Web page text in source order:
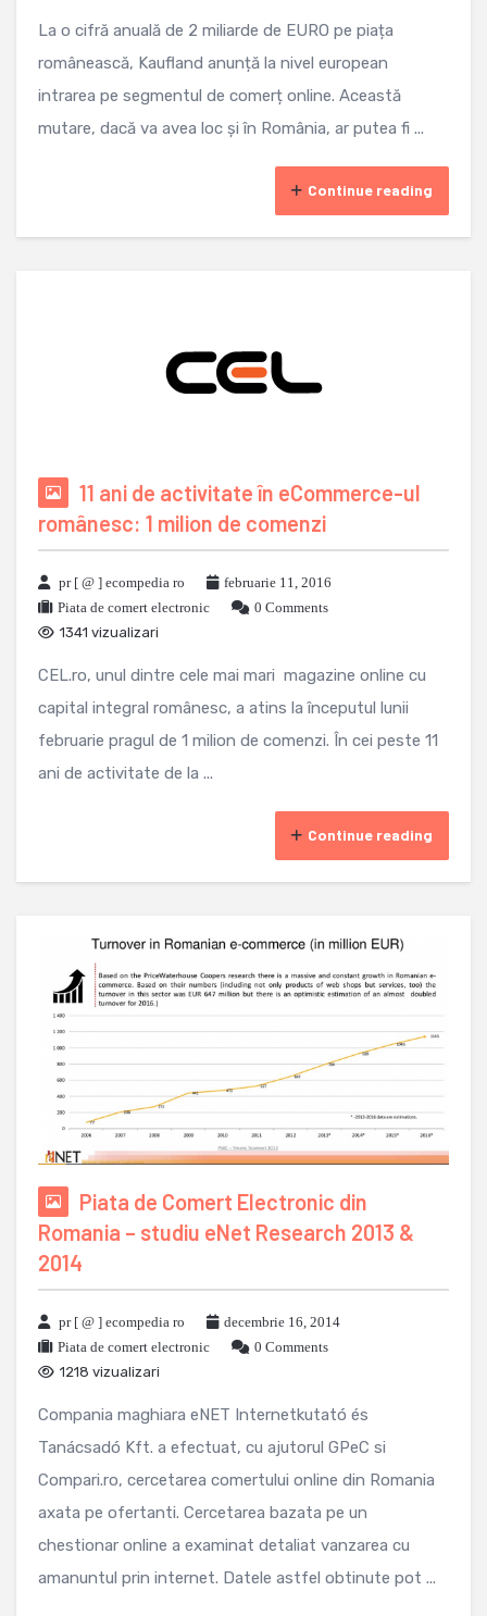
La o cifră anuală de 2 miliarde de EURO pe piața
românească, Kaufland anunță la nivel european
intrarea pe segmentul de comerț online. Această
mutare, dacă va avea loc și în România, ar putea fi ...
Continue reading
11 ani de activitate în eCommerce-ul
românesc: 1 milion de comenzi
pr [ @ ] ecompedia ro
februarie 11, 2016
Piata de comert electronic
0 Comments
1341 vizualizari
CEL.ro, unul dintre cele mai mari magazine online cu
capital integral românesc, a atins la începutul lunii
februarie pragul de 1 milion de comenzi. În cei peste 11
ani de activitate de la ...
Continue reading
Piata de Comert Electronic din
Romania – studiu eNet Research 2013 &
2014
pr [ @ ] ecompedia ro
decembrie 16, 2014
Piata de comert electronic
0 Comments
1218 vizualizari
Compania maghiara eNET Internetkutató és
Tanácsadó Kft. a efectuat, cu ajutorul GPeC si
Compari.ro, cercetarea comertului online din Romania
axata pe ofertanti. Cercetarea bazata pe un
chestionar online a examinat detaliat vanzarea cu
amanuntul prin internet. Datele astfel obtinute pot ...